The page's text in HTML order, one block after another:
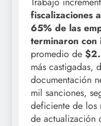
fiscalizaciones
65% de las
terminaron con
promedio de
más castigadas,
documentación
mil sanciones,
deficiente de los
de actualización